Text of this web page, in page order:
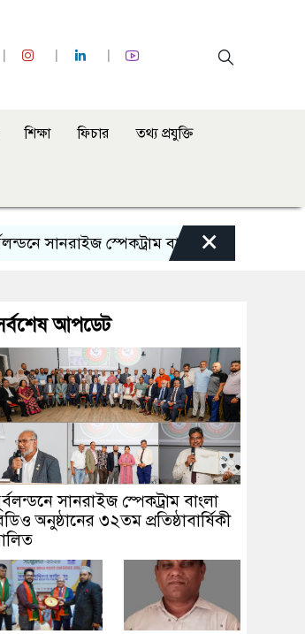
শিক্ষা ফিচার তথ্য প্রযুক্তি
স্পেকট্রাম বাংলা রেডিও অনুষ্ঠানের ৩২তম
×
আপডেট
সানরাইজ স্পেকট্রাম বাংলা
অনুষ্ঠানের ৩২তম প্রতিষ্ঠাবার্ষিকী